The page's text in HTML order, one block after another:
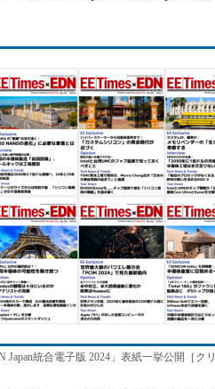
改革、執念の180日
イノベーションは日本を救うのか
JASA発IoT通信
IHSアナリスト「未来展望」
「英語に愛されないエンジニア」
ための新行動論
Japan統合電子版 2024」表紙一挙公開［ク